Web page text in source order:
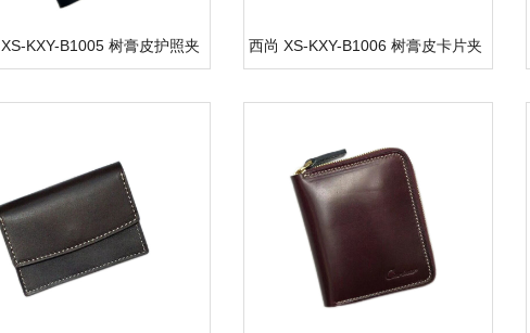
KXY-B1005 树膏皮护照夹 西尚 XS-KXY-B1006 树膏皮卡片夹